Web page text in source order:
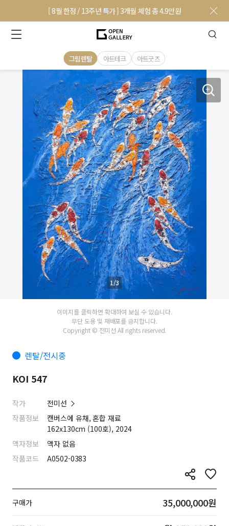
[ 8월 한정 / 13주년 특가 ] 3개월 체험 총 4.9만원
그림렌탈 아트테크 아트굿즈
1/3
이미지를 클릭하면 확대하여 보실 수 있습니다.
무단 도용 및 재배포를 금지합니다.
Copyright © 전미선 All rights reserved.
렌탈/전시중
KOI 547
작가
전미선
작품정보
캔버스에 유채, 혼합 재료
162x130cm (100호), 2024
액자정보
액자 없음
작품코드
A0502-0383
구매가 35,000,000원